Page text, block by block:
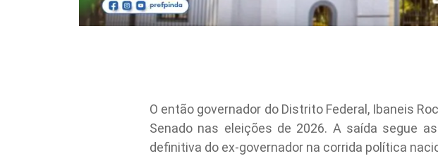
O então governador do Distrito Federal, Ibaneis
Senado nas eleições de 2026. A saída segue
definitiva do ex-governador na corrida política